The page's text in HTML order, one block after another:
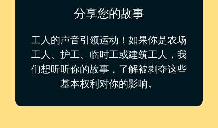
分享您的故事
工人的声音引领运动！如果你是农场
工人、护工、临时工或建筑工人，我
们想听听你的故事，了解被剥夺这些
基本权利对你的影响。